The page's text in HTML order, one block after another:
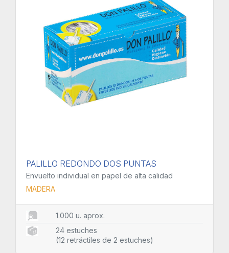
PALILLO REDONDO DOS PUNTAS
Envuelto individual en papel de alta calidad
MADERA
1.000 u. aprox.
24 estuches
(12 retráctiles de 2 estuches)